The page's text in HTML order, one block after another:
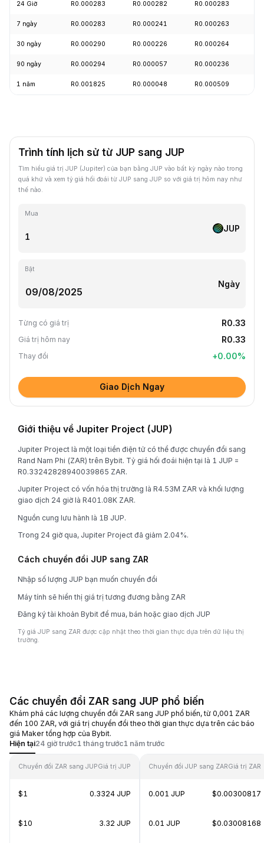
24 Giờ R0.000283 R0.000282 R0.000283
7 ngày R0.000283 R0.000241 R0.000263
30 ngày R0.000290 R0.000226 R0.000264
90 ngày R0.000294 R0.000057 R0.000236
1 năm R0.001825 R0.000048 R0.000509
Trình tính lịch sử từ JUP sang JUP
Tìm hiểu giá trị JUP (Jupiter) của bạn bằng JUP vào bất kỳ ngày nào trong
quá khứ và xem tỷ giá hối đoái từ JUP sang JUP so với giá trị hôm nay như
thế nào.
Mua
JUP
Bật
Ngày
Từng có giá trị R0.33
Giá trị hôm nay R0.33
Thay đổi +0.00%
Giao Dịch Ngay
Giới thiệu về Jupiter Project (JUP)
Jupiter Project là một loại tiền điện tử có thể được chuyển đổi sang
Rand Nam Phi (ZAR) trên Bybit. Tỷ giá hối đoái hiện tại là 1 JUP =
R0.33242828940039865 ZAR.
Jupiter Project có vốn hóa thị trường là R4.53M ZAR và khối lượng
giao dịch 24 giờ là R401.08K ZAR.
Nguồn cung lưu hành là 1B JUP.
Trong 24 giờ qua, Jupiter Project đã giảm 2.04%.
Cách chuyển đổi JUP sang ZAR
Nhập số lượng JUP bạn muốn chuyển đổi
Máy tính sẽ hiển thị giá trị tương đương bằng ZAR
Đăng ký tài khoản Bybit để mua, bán hoặc giao dịch JUP
Tỷ giá JUP sang ZAR được cập nhật theo thời gian thực dựa trên dữ liệu thị
trường.
Các chuyển đổi ZAR sang JUP phổ biến
Khám phá các lượng chuyển đổi ZAR sang JUP phổ biến, từ 0,001 ZAR
đến 100 ZAR, với giá trị chuyển đổi theo thời gian thực dựa trên các báo
giá Maker tổng hợp của Bybit.
Hiện tại24 giờ trước1 tháng trước1 năm trước
Chuyển đổi ZAR sang JUPGiá trị JUP
$1 0.3324 JUP
$10 3.32 JUP
Chuyển đổi JUP sang ZARGiá trị ZAR
0.001 JUP $0.00300817
0.01 JUP $0.03008168